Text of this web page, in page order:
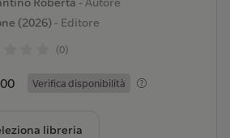
(2026)- Editore
(0)
Verifica disponibilità
libreria